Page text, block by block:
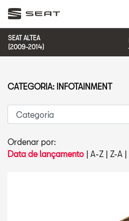
SEAT ALTEA
(2009-2014)
Ordenar por:
Data de lançamento | A-Z | Z-A |
CATEGORIA: INFOTAINMENT